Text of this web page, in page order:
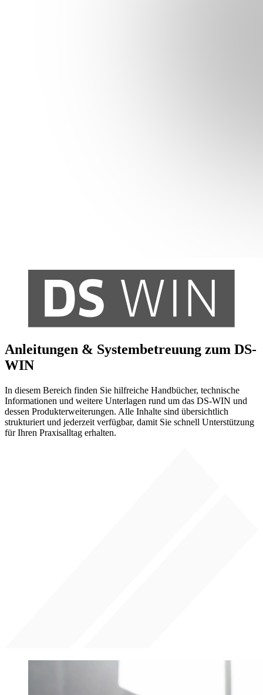
Anleitungen & Systembetreuung zum DS-
WIN
In diesem Bereich finden Sie hilfreiche Handbücher, technische
Informationen und weitere Unterlagen rund um das DS-WIN und
dessen Produkterweiterungen. Alle Inhalte sind übersichtlich
strukturiert und jederzeit verfügbar, damit Sie schnell Unterstützung
für Ihren Praxisalltag erhalten.